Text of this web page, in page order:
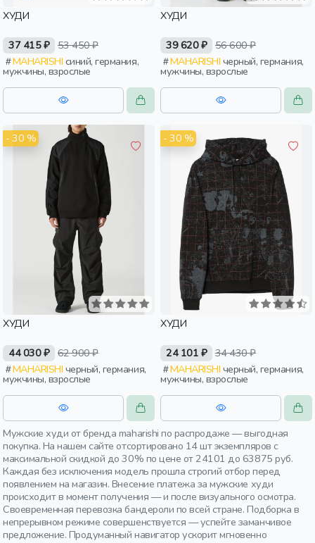
ХУДИ
37 415 ₽ 53 450 ₽
MAHARISHI
мужчины, взрослые
ХУДИ
39 620 ₽ 56 600 ₽
MAHARISHI
мужчины, взрослые
- 30 %
ХУДИ
44 030 ₽ 62 900 ₽
MAHARISHI
мужчины, взрослые
- 30 %
ХУДИ
24 101 ₽ 34 430 ₽
MAHARISHI
мужчины, взрослые
Мужские худи от бренда maharishi по распродаже — выгодная
покупка. На нашем сайте отсортировано 14 шт экземпляров с
максимальной скидкой до 30% по цене от 24101 до 63875 руб.
Каждая без исключения модель прошла строгий отбор перед
появлением на магазин. Внесение платежа за мужские худи
происходит в момент получения — и после визуального осмотра.
Своевременная перевозка бандероли по всей стране. Подборка в
непрерывном режиме совершенствуется — успейте заманчивое
предложение. Продуманный навигатор ускорит мгновенно